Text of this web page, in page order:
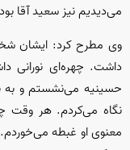
می‌دیدیم نیز سعید آقا
وی مطرح کرد: ایشان
داشت. چهره‌ای نورانی
حسینیه می‌نشستم و به
نگاه می‌کردم. هر وقت
معنوی او غبطه می‌خوردم.